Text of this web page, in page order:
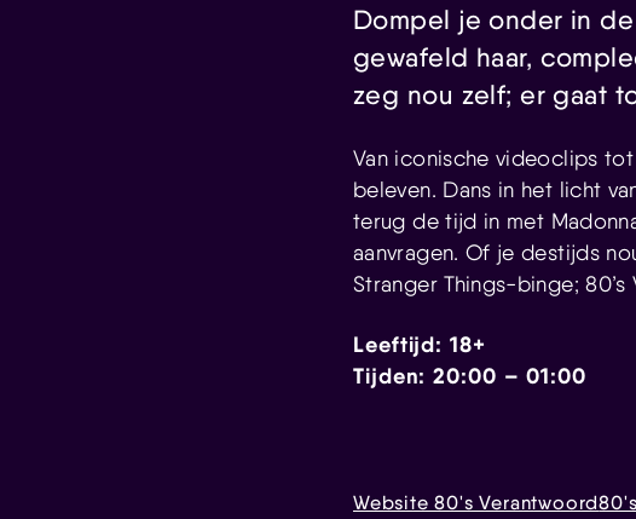
Dompel je onder in
gewafeld haar,
zeg nou zelf; er gaat
Van iconische videoclips
beleven. Dans in het licht
terug de tijd in met
aanvragen. Of je destijds
Stranger Things-binge;
Leeftijd: 18+
Tijden: 20:00 – 01:00
Website 80's Verantwoord